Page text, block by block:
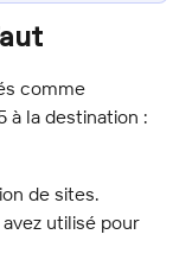
comme
à la destination :
de sites.
utilisé pour